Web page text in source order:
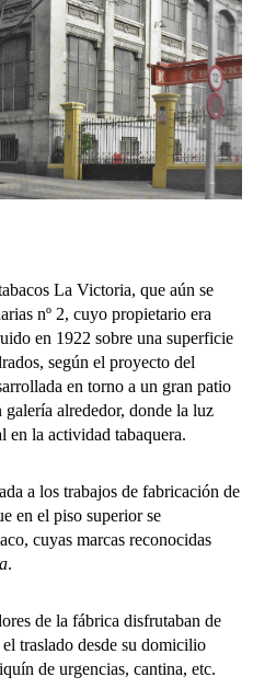
La Victoria, que aún se
nº 2, cuyo propietario era
en 1922 sobre una superficie
según el proyecto del
en torno a un gran patio
alrededor, donde la luz
en la actividad tabaquera.
a los trabajos de fabricación de
en el piso superior se
cuyas marcas reconocidas
.
de la fábrica disfrutaban de
traslado desde su domicilio
de urgencias, cantina, etc.